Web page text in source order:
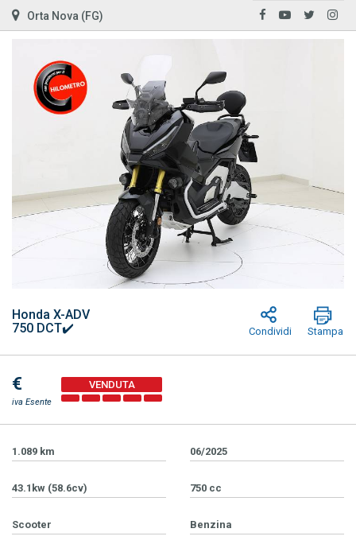
Orta Nova (FG)
Honda X-ADV
750 DCT✔️
Condividi Stampa
€
iva Esente
1.089 km 06/2025
43.1kw (58.6cv) 750 cc
Scooter Benzina